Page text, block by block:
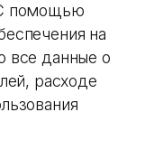
помощью
на
все данные о
расходе